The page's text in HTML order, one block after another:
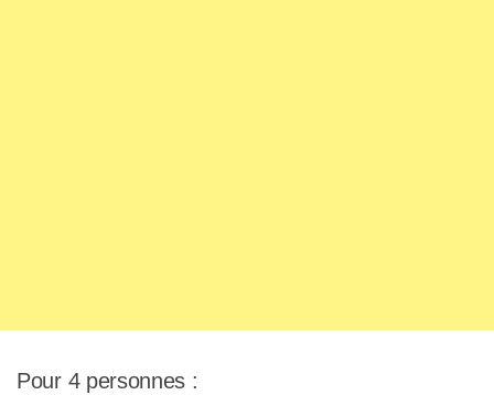
Pour 4 personnes :